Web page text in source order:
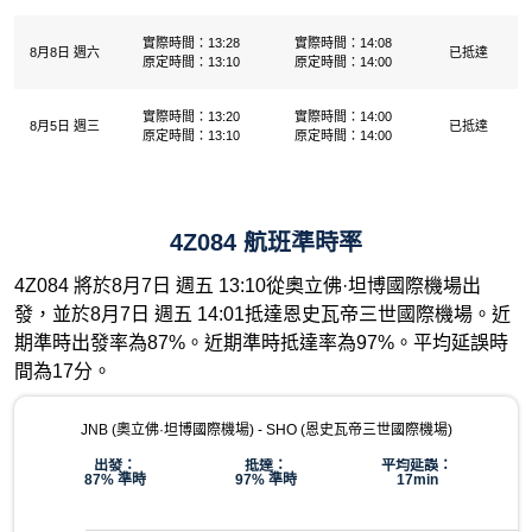
8月8日 週六
實際時間：13:28
原定時間：13:10
實際時間：14:08
原定時間：14:00
已抵達
8月5日 週三
實際時間：13:20
原定時間：13:10
實際時間：14:00
原定時間：14:00
已抵達
4Z084 航班準時率
4Z084 將於8月7日 週五 13:10從奧立佛·坦博國際機場出
發，並於8月7日 週五 14:01抵達恩史瓦帝三世國際機場。近
期準時出發率為87%。近期準時抵達率為97%。平均延誤時
間為17分。
JNB (奧立佛·坦博國際機場) - SHO (恩史瓦帝三世國際機場)
出發：
87% 準時
抵達：
97% 準時
平均延誤：
17min